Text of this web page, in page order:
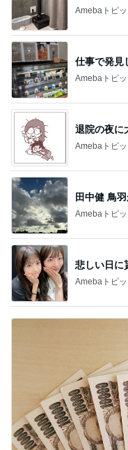
Amebaトピ
仕事で発見
Amebaトピ
退院の夜に
Amebaトピ
田中健 鳥
Amebaトピ
悲しい日に
Amebaトピ